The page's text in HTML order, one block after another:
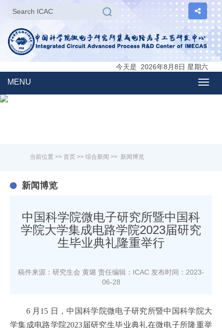
今天是 2026年8月8日 星期六
MENU
当前位置 >> 首页 >> 综合新闻 >> 新闻博览
新闻博览
中国科学院微电子研究所暨中国科
学院大学集成电路学院2023届研究
生毕业典礼隆重举行
稿件来源：研究生会 黄璐 责任编辑：ICAC 发布时间：2023-
06-28
6 月 15 日，中国科学院微电子研究所暨中国科学院大
学集成电路学院2023届研究生毕业典礼在微电子所隆重举